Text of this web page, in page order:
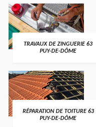
TRAVAUX DE ZINGUERIE 63
PUY-DE-DÔME
RÉPARATION DE TOITURE 63
PUY-DE-DÔME